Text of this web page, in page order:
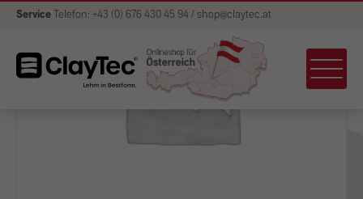
Service Telefon: +43 (0) 676 430 45 94 / shop@claytec.at